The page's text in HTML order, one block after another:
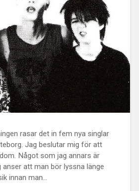
rasar det in fem nya singlar
Jag beslutar mig för att
Något som jag annars är
att man bör lyssna länge
innan man…